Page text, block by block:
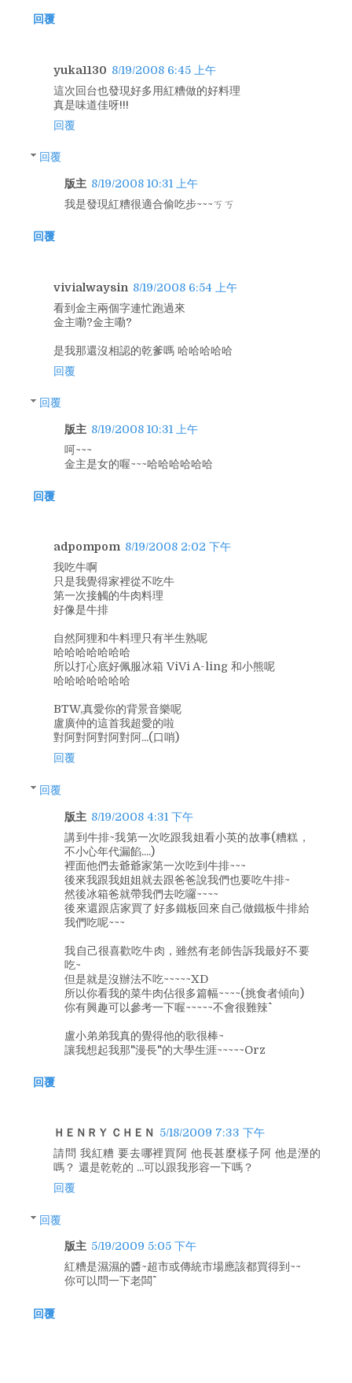
回覆
yuka1130 8/19/2008 6:45 上午
這次回台也發現好多用紅糟做的好料理
真是味道佳呀!!!
回覆
回覆
版主 8/19/2008 10:31 上午
我是發現紅糟很適合偷吃步~~~ㄎㄎ
回覆
vivialwaysin 8/19/2008 6:54 上午
看到金主兩個字連忙跑過來
金主嘞?金主嘞?
是我那還沒相認的乾爹嗎 哈哈哈哈哈
回覆
回覆
版主 8/19/2008 10:31 上午
呵~~~
金主是女的喔~~~哈哈哈哈哈哈
回覆
adpompom 8/19/2008 2:02 下午
我吃牛啊
只是我覺得家裡從不吃牛
第一次接觸的牛肉料理
好像是牛排
自然阿狸和牛料理只有半生熟呢
哈哈哈哈哈哈哈
所以打心底好佩服冰箱 ViVi A-ling 和小熊呢
哈哈哈哈哈哈哈
BTW,真愛你的背景音樂呢
盧廣仲的這首我超愛的啦
對阿對阿對阿對阿...(口哨)
回覆
回覆
版主 8/19/2008 4:31 下午
講到牛排~我第一次吃跟我姐看小英的故事(糟糕，
不小心年代漏餡....)
裡面他們去爺爺家第一次吃到牛排~~~
後來我跟我姐姐就去跟爸爸說我們也要吃牛排~
然後冰箱爸就帶我們去吃囉~~~~
後來還跟店家買了好多鐵板回來自己做鐵板牛排給
我們吃呢~~~
我自己很喜歡吃牛肉，雖然有老師告訴我最好不要
吃~
但是就是沒辦法不吃~~~~~XD
所以你看我的菜牛肉佔很多篇幅~~~~(挑食者傾向)
你有興趣可以參考一下喔~~~~~不會很難辣^^
盧小弟弟我真的覺得他的歌很棒~
讓我想起我那"漫長"的大學生涯~~~~~Orz
回覆
ＨＥＮＲＹ ＣＨＥＮ
5/18/2009 7:33 下午
請問 我紅糟 要去哪裡買阿 他長甚麼樣子阿 他是溼的
嗎？ 還是乾乾的 ...可以跟我形容一下嗎？
回覆
回覆
版主 5/19/2009 5:05 下午
紅糟是濕濕的醬~超市或傳統市場應該都買得到~~
你可以問一下老闆^^
回覆